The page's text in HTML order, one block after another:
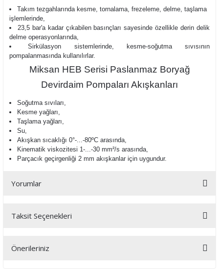
Takım tezgahlarında kesme, tornalama, frezeleme, delme, taşlama
işlemlerinde,
23,5 bar'a kadar çıkabilen basınçları sayesinde özellikle derin delik
delme operasyonlarında,
Sirkülasyon sistemlerinde, kesme-soğutma sıvısının
pompalanmasında kullanılırlar.
Miksan HEB Serisi Paslanmaz Boryağ
Devirdaim Pompaları Akışkanları
Soğutma sıvıları,
Kesme yağları,
Taşlama yağları,
Su,
Akışkan sıcaklığı0°-...-80ºC arasında,
Kinematik viskozitesi 1-...-30 mm²/s arasında,
Parçacık geçirgenliği 2 mmakışkanlar için uygundur.
Yorumlar
Bu ürüne ilk yorumu siz yapın!
Taksit Seçenekleri
Önerileriniz